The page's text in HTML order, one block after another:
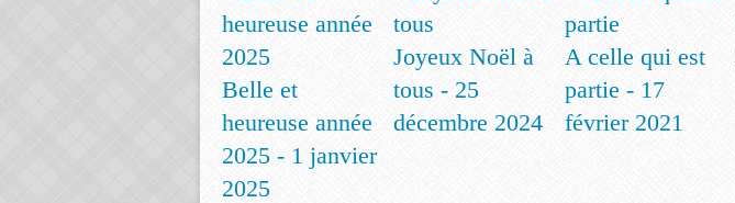
Belle et
heureuse année
2025 - 1 janvier
2025
Joyeux Noël à
tous - 25
décembre 2024
A celle qui est
partie - 17
février 2021